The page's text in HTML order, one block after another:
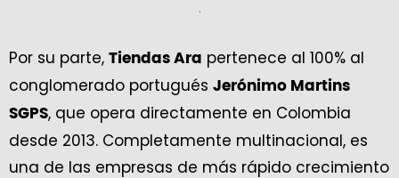
.
Por su parte, Tiendas Ara pertenece al 100% al
conglomerado portugués Jerónimo Martins
SGPS, que opera directamente en Colombia
desde 2013. Completamente multinacional, es
una de las empresas de más rápido crecimiento